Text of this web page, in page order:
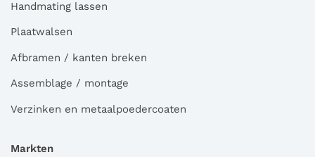
Handmating lassen
Plaatwalsen
Afbramen / kanten breken
Assemblage / montage
Verzinken en metaalpoedercoaten
Markten